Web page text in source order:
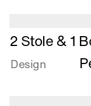
4
Stole
Læs
mere
om
2 Stole & 1
Design